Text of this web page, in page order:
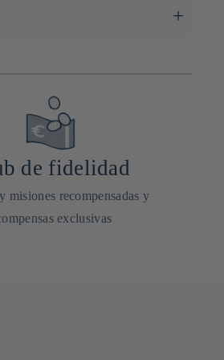
Se utiliza a menudo como
ya que añade un toque picante
original.
de fidelidad
misiones recompensadas y
exclusivas